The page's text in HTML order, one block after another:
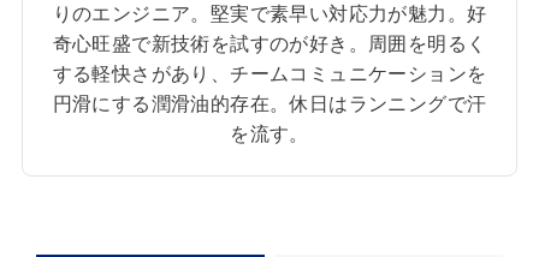
りのエンジニア。堅実で素早い対応力が魅力。好
奇心旺盛で新技術を試すのが好き。周囲を明るく
する軽快さがあり、チームコミュニケーションを
円滑にする潤滑油的存在。休日はランニングで汗
を流す。